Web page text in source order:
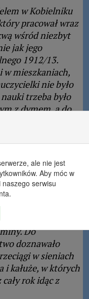
w Kobielniku
pracował wraz
wśród niezbyt
jak jego
1912/13.
w mieszkaniach,
nie było
trzeba było
z dymem, a do
Wśród
karność
szkolnej.
wsi do roku 1911
oprócz
tym kierunku na
doprowadziły
Do
doznawało
w sieniach
i kałuże, w których
rok idąc z